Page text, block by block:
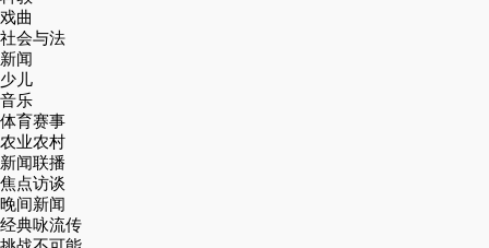
戏曲
社会与法
新闻
少儿
音乐
体育赛事
农业农村
新闻联播
焦点访谈
晚间新闻
经典咏流传